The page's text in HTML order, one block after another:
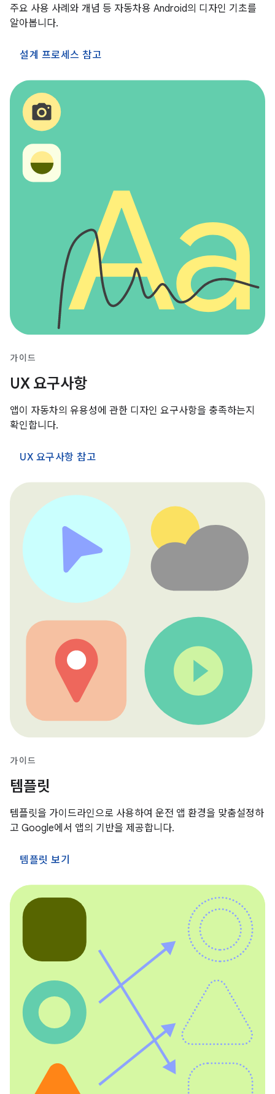
주요 사용 사례와 개념 등 자동차용 Android의 디자인 기초를
알아봅니다.
설계 프로세스 참고
가이드
UX 요구사항
앱이 자동차의 유용성에 관한 디자인 요구사항을 충족하는지
확인합니다.
UX 요구사항 참고
가이드
템플릿
템플릿을 가이드라인으로 사용하여 운전 앱 환경을 맞춤설정하
고 Google에서 앱의 기반을 제공합니다.
템플릿 보기